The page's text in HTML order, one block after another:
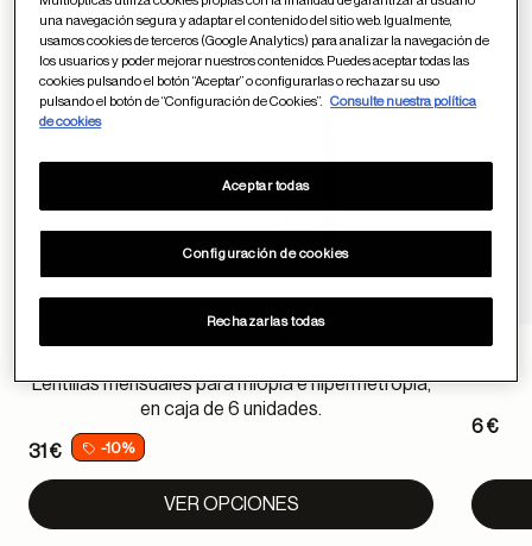
MULTILENS SILICONE EASY FRESH SPHERE
Lentillas mensuales para miopía e hipermetropía,
en caja de 6 unidades.
31 € -10%
VER OPCIONES
6 €
una navegación segura y adaptar el contenido del sitio web. Igualmente,
usamos cookies de terceros (Google Analytics) para analizar la navegación de
los usuarios y poder mejorar nuestros contenidos. Puedes aceptar todas las
cookies pulsando el botón “Aceptar” o configurarlas o rechazar su uso
pulsando el botón de “Configuración de Cookies”.
Consulte nuestra política
de cookies
Configuración de cookies
Rechazarlas todas
Aceptar todas